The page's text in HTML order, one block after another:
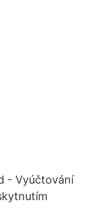
- Vyúčtování